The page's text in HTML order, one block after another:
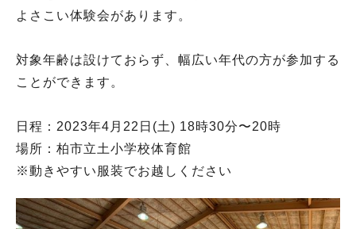
よさこい体験会があります。
対象年齢は設けておらず、幅広い年代の方が参加する
ことができます。
日程：2023年4月22日(土) 18時30分〜20時
場所：柏市立土小学校体育館
※動きやすい服装でお越しください